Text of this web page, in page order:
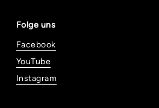
Folge uns
Facebook
YouTube
Instagram